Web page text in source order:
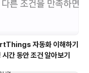
자동화 이해하기
간 동안 조건 알아보기